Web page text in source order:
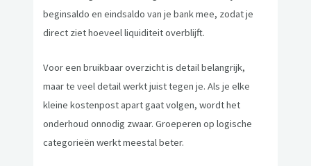
beginsaldo en eindsaldo van je bank mee, zodat je
direct ziet hoeveel liquiditeit overblijft.
Voor een bruikbaar overzicht is detail belangrijk,
maar te veel detail werkt juist tegen je. Als je elke
kleine kostenpost apart gaat volgen, wordt het
onderhoud onnodig zwaar. Groeperen op logische
categorieën werkt meestal beter.